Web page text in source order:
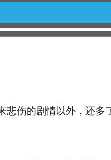
伤的剧情以外，还多